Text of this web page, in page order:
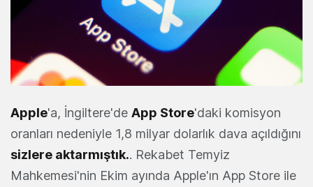
Apple'a, İngiltere'de App Store'daki komisyon
oranları nedeniyle 1,8 milyar dolarlık dava açıldığını
sizlere aktarmıştık.. Rekabet Temyiz
Mahkemesi'nin Ekim ayında Apple'ın App Store ile